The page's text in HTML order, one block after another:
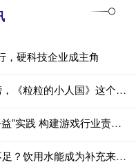
，硬科技企业成主角
易投投配资官网 多端排行榜持续霸榜，《粒粒的小人国》这个王炸来了
富隆配资 盛趣游戏郭臻：以“科技+公益”实践 构建游戏行业责任新生态
指南针配资APP下载 膳食矿物摄入不足？饮用水能成为补充来源吗